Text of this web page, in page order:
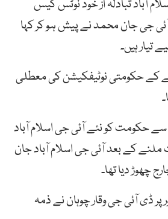
آباد تبادلہ از خود نوٹس کیس
جی جان محمد نے پیش ہو کر کہا
تیار ہیں۔
کے حکومتی نوٹیفکیشن کی معطلی
حکومت کو نئے آئی جی اسلام آباد
ملنے کے بعد آئی جی اسلام آباد جان
چھوڑ دیا تھا۔
ڈی آئی جی وقار چوہان نے ذمہ